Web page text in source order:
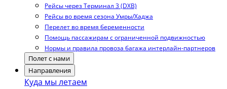
Рейсы через Терминал 3 (DXB)
Рейсы во время сезона Умры/Хаджа
Перелет во время беременности
Помощь пассажирам с ограниченной подвижностью
Нормы и правила провоза багажа интерлайн-партнеров
Полет с нами
Направления
Куда мы летаем